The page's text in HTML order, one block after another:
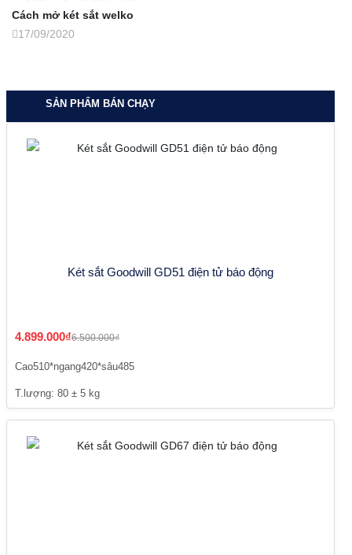
Cách mở két sắt welko
17/09/2020
SẢN PHẨM BÁN CHẠY
Két sắt Goodwill GD51 điện tử báo động
4.899.000₫6.500.000₫
Cao510*ngang420*sâu485
T.lượng: 80 ± 5 kg